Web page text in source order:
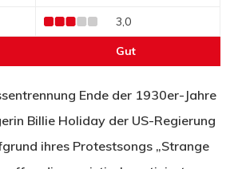
3,0
Gut
Ende der 1930er-Jahre
Billie Holiday der US-Regierung
ihres Protestsongs „Strange